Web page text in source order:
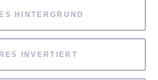
HINTERGRUND
INVERTIERT